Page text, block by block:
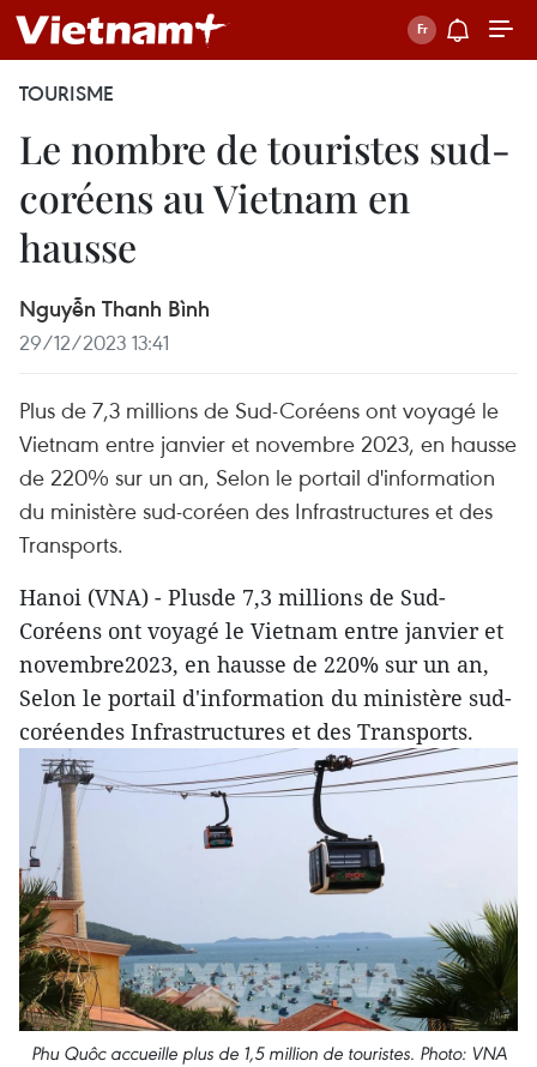
TOURISME
Le nombre de touristes sud-
coréens au Vietnam en
hausse
Nguyễn Thanh Bình
29/12/2023 13:41
Plus de 7,3 millions de Sud-Coréens ont voyagé le
Vietnam entre janvier et novembre 2023, en hausse
de 220% sur un an, Selon le portail d'information
du ministère sud-coréen des Infrastructures et des
Transports.
Hanoi (VNA) - Plusde 7,3 millions de Sud-
Coréens ont voyagé le Vietnam entre janvier et
novembre2023, en hausse de 220% sur un an,
Selon le portail d'information du ministère sud-
coréendes Infrastructures et des Transports.
Phu Quôc accueille plus de 1,5 million de touristes. Photo: VNA